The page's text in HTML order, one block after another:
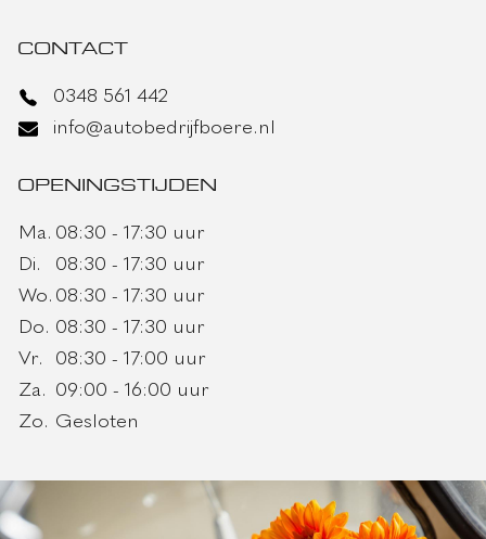
CONTACT
0348 561 442
info@autobedrijfboere.nl
OPENINGSTIJDEN
Ma. 08:30 - 17:30 uur
Di.
08:30 - 17:30 uur
Wo. 08:30 - 17:30 uur
Do. 08:30 - 17:30 uur
Vr.
08:30 - 17:00 uur
Za. 09:00 - 16:00 uur
Zo. Gesloten